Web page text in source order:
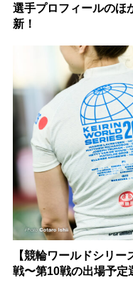
選手プロフィールのほ
新！
【競輪ワールドシリ
戦〜第10戦の出場予定